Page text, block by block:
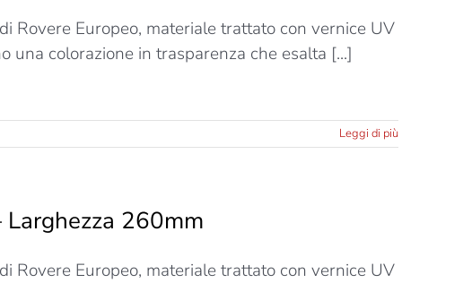
Rovere Europeo, materiale trattato con vernice UV
una colorazione in trasparenza che esalta [...]
Leggi di più
Larghezza 260mm
Rovere Europeo, materiale trattato con vernice UV